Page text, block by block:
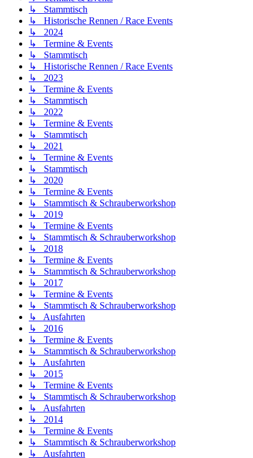
↳ Stammtisch
↳ Historische Rennen / Race Events
↳ 2024
↳ Termine & Events
↳ Stammtisch
↳ Historische Rennen / Race Events
↳ 2023
↳ Termine & Events
↳ Stammtisch
↳ 2022
↳ Termine & Events
↳ Stammtisch
↳ 2021
↳ Termine & Events
↳ Stammtisch
↳ 2020
↳ Termine & Events
↳ Stammtisch & Schrauberworkshop
↳ 2019
↳ Termine & Events
↳ Stammtisch & Schrauberworkshop
↳ 2018
↳ Termine & Events
↳ Stammtisch & Schrauberworkshop
↳ 2017
↳ Termine & Events
↳ Stammtisch & Schrauberworkshop
↳ Ausfahrten
↳ 2016
↳ Termine & Events
↳ Stammtisch & Schrauberworkshop
↳ Ausfahrten
↳ 2015
↳ Termine & Events
↳ Stammtisch & Schrauberworkshop
↳ Ausfahrten
↳ 2014
↳ Termine & Events
↳ Stammtisch & Schrauberworkshop
↳ Ausfahrten